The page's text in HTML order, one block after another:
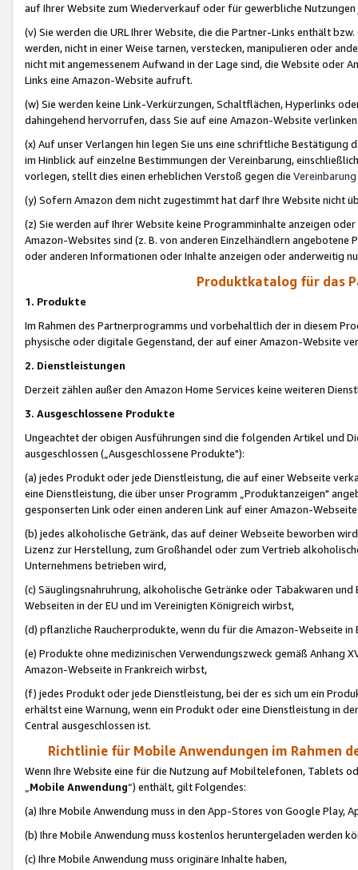
auf Ihrer Website zum Wiederverkauf oder für gewerbliche
(v) Sie werden die URL Ihrer Website, die die Partner-Links enthält
werden, nicht in einer Weise tarnen, verstecken, manipulieren oder
nicht mit angemessenem Aufwand in der Lage sind, die Website oder
Links eine Amazon-Website aufruft.
(w) Sie werden keine Link-Verkürzungen, Schaltflächen, Hyperlinks
dahingehend hervorrufen, dass Sie auf eine Amazon-Website
(x) Auf unser Verlangen hin legen Sie uns eine schriftliche
im Hinblick auf einzelne Bestimmungen der Vereinbarung,
vorlegen, stellt dies einen erheblichen Verstoß gegen die Vereinbarung
(y) Sofern Amazon dem nicht zugestimmt hat darf Ihre Website nicht
(z) Sie werden auf Ihrer Website keine Programminhalte anzeigen
Amazon-Websites sind (z. B. von anderen Einzelhändlern
oder anderen Informationen oder Inhalte anzeigen oder anderweitig
Produktkatalog für das
1. Produkte
Im Rahmen des Partnerprogramms und vorbehaltlich der in diesem
physische oder digitale Gegenstand, der auf einer Amazon-Website
2. Dienstleistungen
Derzeit zählen außer den Amazon Home Services keine weiteren
3. Ausgeschlossene Produkte
Ungeachtet der obigen Ausführungen sind die folgenden Artikel und
ausgeschlossen („Ausgeschlossene Produkte"):
(a) jedes Produkt oder jede Dienstleistung, die auf einer Webseite
eine Dienstleistung, die über unser Programm „Produktanzeigen"
gesponserten Link oder einen anderen Link auf einer Amazon-
(b) jedes alkoholische Getränk, das auf deiner Webseite beworben
Lizenz zur Herstellung, zum Großhandel oder zum Vertrieb
Unternehmens betrieben wird,
(c) Säuglingsnahruhrung, alkoholische Getränke oder Tabakwaren
Webseiten in der EU und im Vereinigten Königreich wirbst,
(d) pflanzliche Raucherprodukte, wenn du für die Amazon-Webseite in
(e) Produkte ohne medizinischen Verwendungszweck gemäß Anhang
Amazon-Webseite in Frankreich wirbst,
(f) jedes Produkt oder jede Dienstleistung, bei der es sich um ein
erhältst eine Warnung, wenn ein Produkt oder eine Dienstleistung in
Central ausgeschlossen ist.
Richtlinie für Mobile Anwendungen im Rahmen
Wenn Ihre Website eine für die Nutzung auf Mobiltelefonen, Tablets
„Mobile Anwendung“) enthält, gilt Folgendes:
(a) Ihre Mobile Anwendung muss in den App-Stores von Google Play,
(b) Ihre Mobile Anwendung muss kostenlos heruntergeladen werden
(c) Ihre Mobile Anwendung muss originäre Inhalte haben,